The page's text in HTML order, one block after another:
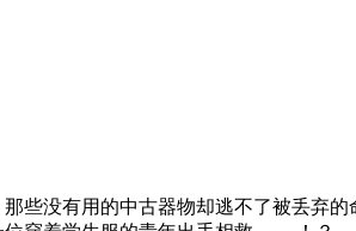
些没有用的中古器物却逃不了被丢